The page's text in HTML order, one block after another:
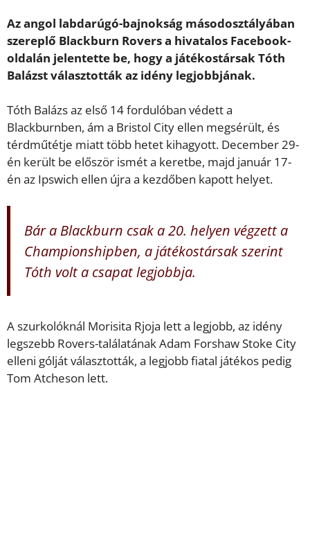
Az angol labdarúgó-bajnokság másodosztályában
szereplő Blackburn Rovers a hivatalos Facebook-
oldalán jelentette be, hogy a játékostársak Tóth
Balázst választották az idény legjobbjának.
Tóth Balázs az első 14 fordulóban védett a
Blackburnben, ám a Bristol City ellen megsérült, és
térdműtétje miatt több hetet kihagyott. December 29-
én került be először ismét a keretbe, majd január 17-
én az Ipswich ellen újra a kezdőben kapott helyet.
Bár a Blackburn csak a 20. helyen végzett a
Championshipben, a játékostársak szerint
Tóth volt a csapat legjobbja.
A szurkolóknál Morisita Rjoja lett a legjobb, az idény
legszebb Rovers-találatának Adam Forshaw Stoke City
elleni gólját választották, a legjobb fiatal játékos pedig
Tom Atcheson lett.